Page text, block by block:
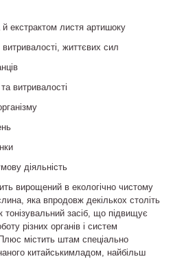
й екстрактом листя артишоку
витривалості, життєвих сил
витривалості
діяльність
вирощений в екологічно чистому
яка впродовж декількох століть
тонізувальний засіб, що підвищує
різних органів і систем
містить штам спеціально
китайськимладом, найбільш